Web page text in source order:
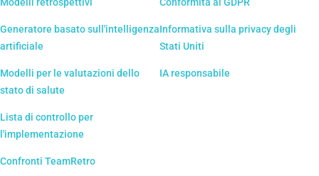
Generatore basato sull'intelligenza
artificiale
Modelli per le valutazioni dello
stato di salute
Lista di controllo per
l'implementazione
Confronti TeamRetro
Informativa sulla privacy degli
Stati Uniti
IA responsabile